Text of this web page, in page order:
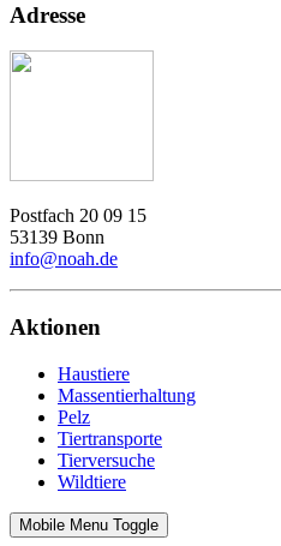
Adresse
Postfach 20 09 15
53139 Bonn
info@noah.de
Aktionen
Haustiere
Massentierhaltung
Pelz
Tiertransporte
Tierversuche
Wildtiere
Mobile Menu Toggle